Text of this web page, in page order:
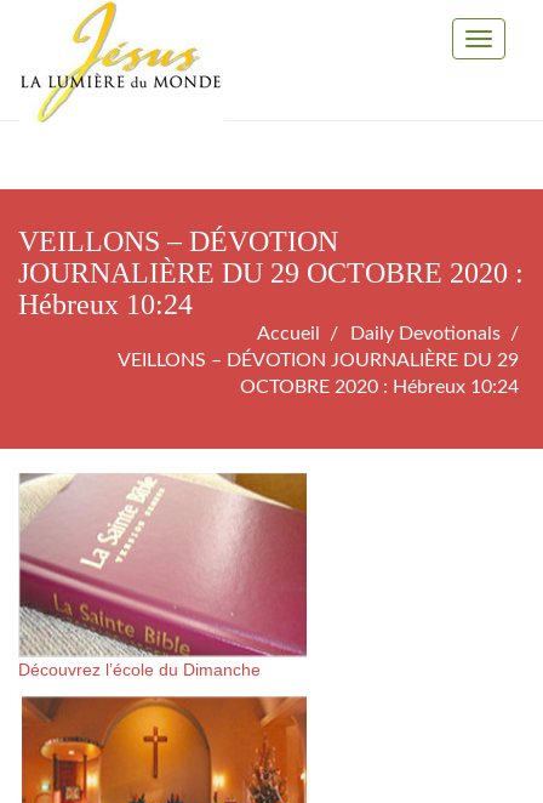
Toggle
VEILLONS – DÉVOTION
JOURNALIÈRE DU 29 OCTOBRE 2020 :
Hébreux 10:24
Accueil
Daily Devotionals
VEILLONS – DÉVOTION JOURNALIÈRE DU 29
OCTOBRE 2020 : Hébreux 10:24
Découvrez l’école du Dimanche